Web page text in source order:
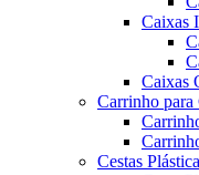
Caixas
Caixas
Carrinho para
Cestas